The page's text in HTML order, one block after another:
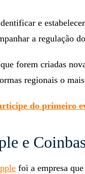
e
a regulação
forem criadas
regionais o
do primeiro
e
foi a empresa